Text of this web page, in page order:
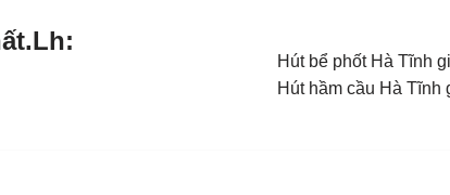
Hút bể phốt Hà Tĩnh
Hút hầm cầu Hà Tĩnh